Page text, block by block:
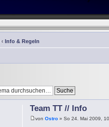
‹ Info & Regeln
Team TT // Info
vonOstro » So 24. Mai 2009,